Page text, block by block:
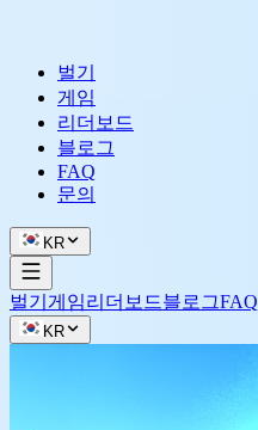
벌기
게임
리더보드
블로그
FAQ
문의
KR
벌기 게임리더보드블로그FAQ
KR